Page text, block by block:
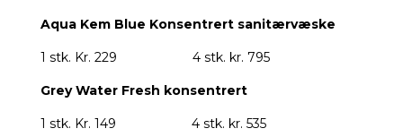
Aqua Kem Blue Konsentrert sanitærvæske
1 stk. Kr. 229 4 stk. kr. 795
Grey Water Fresh konsentrert
1 stk. Kr. 149 4 stk. kr. 535